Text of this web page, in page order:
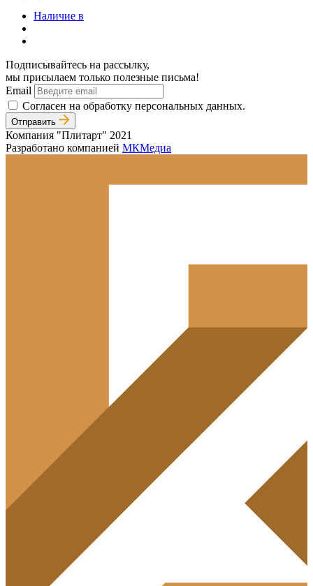
Наличие в
Подписывайтесь на рассылку,
мы присылаем только полезные письма!
Email
Согласен на обработку персональных данных.
Отправить
Компания "Плитарт" 2021
Разработано компанией МКМедиа